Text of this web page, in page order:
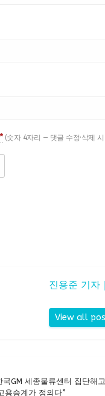
* (숫자 4자리 — 댓글 수정·삭제
진용준 기자
View all
국GM 세종물류센터 집단해
용승계가 정의다”